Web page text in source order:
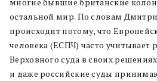
остальной мир. По словам
происходит потому, что
человека (ЕСПЧ) часто учитывает
Верховного суда в своих
и даже российские суды